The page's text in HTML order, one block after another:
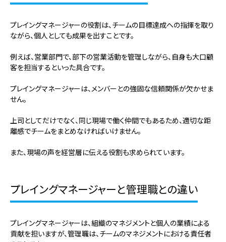
プレイングマネージャーの役割は、チームの目標達成への指揮を取り
ながら、個人としても成果を出すことです。
例えば、営業部門で、部下の営業活動を管理しながら、自身も大口顧
客を担当するといった具合です。
プレイングマネージャーは、メンバーとの強固な信頼関係が欠かせま
せん。
上司としてだけでなく、同じ現場で働く仲間でもあるため、適切な距
離感でチームをまとめなければいけません。
また、現場の声を経営層に伝える役割も求められています。
プレイングマネージャーと管理職との違い
プレイングマネージャーは、組織のマネジメントと個人の業績による
貢献を担いますが、管理職は、チームのマネジメントにおける責任者